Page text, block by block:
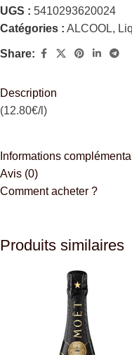
UGS : 5410293620024
Catégories : ALCOOL,
Share:
Description
(12.80€/l)
Informations
Avis (0)
Comment acheter ?
Produits similaires